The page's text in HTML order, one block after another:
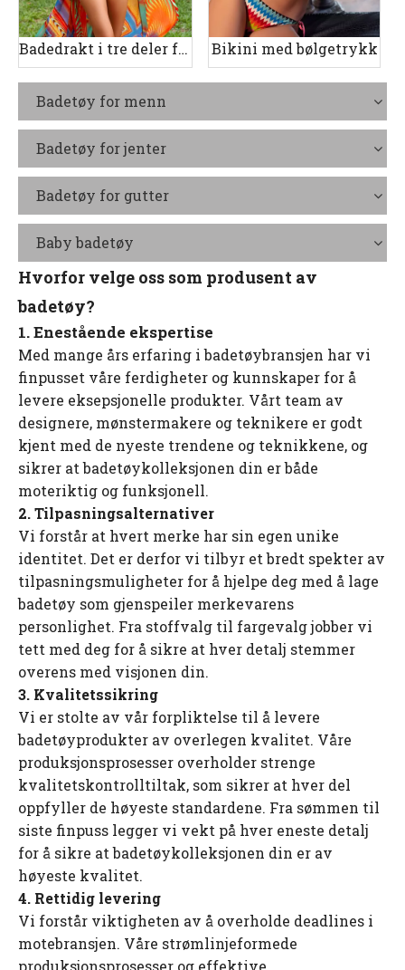
Badedrakt i tre deler for kvinner Bikini med bølgetrykk
Badetøy for menn
Badetøy for jenter
Badetøy for gutter
Baby badetøy
Hvorfor velge oss som produsent av
badetøy?
1. Enestående ekspertise
Med mange års erfaring i badetøybransjen har vi
finpusset våre ferdigheter og kunnskaper for å
levere eksepsjonelle produkter. Vårt team av
designere, mønstermakere og teknikere er godt
kjent med de nyeste trendene og teknikkene, og
sikrer at badetøykolleksjonen din er både
moteriktig og funksjonell.
2. Tilpasningsalternativer
Vi forstår at hvert merke har sin egen unike
identitet. Det er derfor vi tilbyr et bredt spekter av
tilpasningsmuligheter for å hjelpe deg med å lage
badetøy som gjenspeiler merkevarens
personlighet. Fra stoffvalg til fargevalg jobber vi
tett med deg for å sikre at hver detalj stemmer
overens med visjonen din.
3. Kvalitetssikring
Vi er stolte av vår forpliktelse til å levere
badetøyprodukter av overlegen kvalitet. Våre
produksjonsprosesser overholder strenge
kvalitetskontrolltiltak, som sikrer at hver del
oppfyller de høyeste standardene. Fra sømmen til
siste finpuss legger vi vekt på hver eneste detalj
for å sikre at badetøykolleksjonen din er av
høyeste kvalitet.
4. Rettidig levering
Vi forstår viktigheten av å overholde deadlines i
motebransjen. Våre strømlinjeformede
produksjonsprosesser og effektive